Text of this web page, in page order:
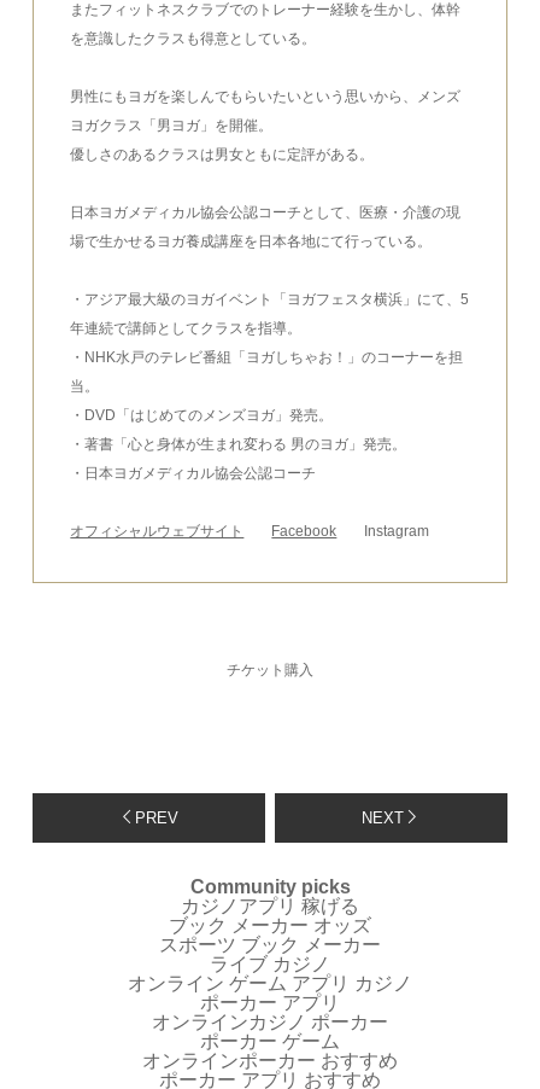
またフィットネスクラブでのトレーナー経験を生かし、体幹
を意識したクラスも得意としている。
男性にもヨガを楽しんでもらいたいという思いから、メンズ
ヨガクラス「男ヨガ」を開催。
優しさのあるクラスは男女ともに定評がある。
日本ヨガメディカル協会公認コーチとして、医療・介護の現
場で生かせるヨガ養成講座を日本各地にて行っている。
・アジア最大級のヨガイベント「ヨガフェスタ横浜」にて、5
年連続で講師としてクラスを指導。
・NHK水戸のテレビ番組「ヨガしちゃお！」のコーナーを担
当。
・DVD「はじめてのメンズヨガ」発売。
・著書「心と身体が生まれ変わる 男のヨガ」発売。
・日本ヨガメディカル協会公認コーチ
オフィシャルウェブサイト Facebook Instagram
チケット購入
PREV NEXT
Community picks
カジノアプリ 稼げる
ブック メーカー オッズ
スポーツ ブック メーカー
ライブ カジノ
オンライン ゲーム アプリ カジノ
ポーカー アプリ
オンラインカジノ ポーカー
ポーカー ゲーム
オンラインポーカー おすすめ
ポーカー アプリ おすすめ